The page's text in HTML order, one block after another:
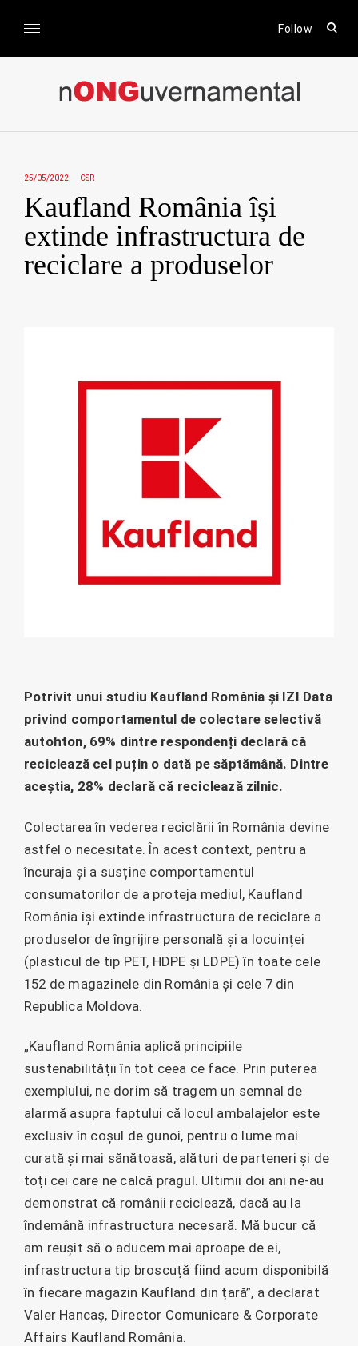
Follow
open
form
nONGuvernamental
25/05/2022 CSR
Kaufland România își
extinde infrastructura de
reciclare a produselor
Potrivit unui studiu Kaufland România și IZI Data
privind comportamentul de colectare selectivă
autohton, 69% dintre respondenți declară că
reciclează cel puțin o dată pe săptămână. Dintre
aceștia, 28% declară că reciclează zilnic.
Colectarea în vederea reciclării în România devine
astfel o necesitate. În acest context, pentru a
încuraja și a susține comportamentul
consumatorilor de a proteja mediul, Kaufland
România își extinde infrastructura de reciclare a
produselor de îngrijire personală și a locuinței
(plasticul de tip PET, HDPE și LDPE) în toate cele
152 de magazinele din România și cele 7 din
Republica Moldova.
„Kaufland România aplică principiile
sustenabilității în tot ceea ce face. Prin puterea
exemplului, ne dorim să tragem un semnal de
alarmă asupra faptului că locul ambalajelor este
exclusiv în coșul de gunoi, pentru o lume mai
curată și mai sănătoasă, alături de parteneri și de
toți cei care ne calcă pragul. Ultimii doi ani ne-au
demonstrat că românii reciclează, dacă au la
îndemână infrastructura necesară. Mă bucur că
am reușit să o aducem mai aproape de ei,
infrastructura tip broscuță fiind acum disponibilă
în fiecare magazin Kaufland din țară”, a declarat
Valer Hancaș, Director Comunicare & Corporate
Affairs Kaufland România.